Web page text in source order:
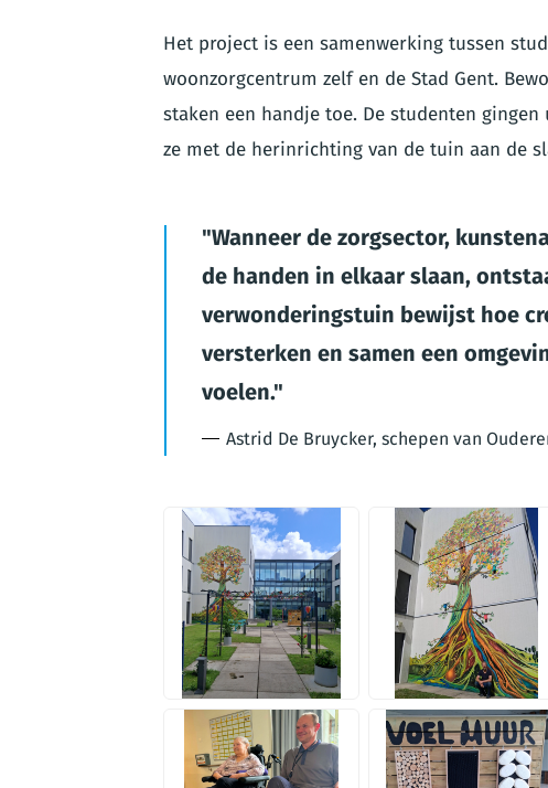
Het project is een samenwerking tussen
woonzorgcentrum zelf en de Stad Gent.
staken een handje toe. De studenten
ze met de herinrichting van de tuin aan de
Wanneer de zorgsector,
de handen in elkaar slaan,
verwonderingstuin bewijst hoe
versterken en samen een
voelen.
Astrid De Bruycker, schepen van
PNG JPG